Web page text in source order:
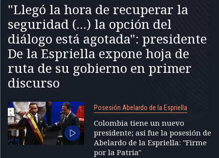
"Llegó la hora de recuperar la
seguridad (...) la opción del
diálogo está agotada": presidente
De la Espriella expone hoja de
ruta de su gobierno en primer
discurso
Posesión Abelardo de la Espriella
Colombia tiene un nuevo
presidente; así fue la posesión de
Abelardo de la Espriella: "Firme
por la Patria"